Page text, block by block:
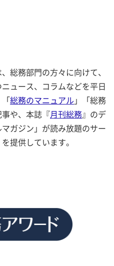
総務部門の方々に向けて、
ュース、コラムなどを平日
総務のマニュアル 」「総務
や、本誌『月刊総務』のデ
ガジン」が読み放題のサー
を提供しています。